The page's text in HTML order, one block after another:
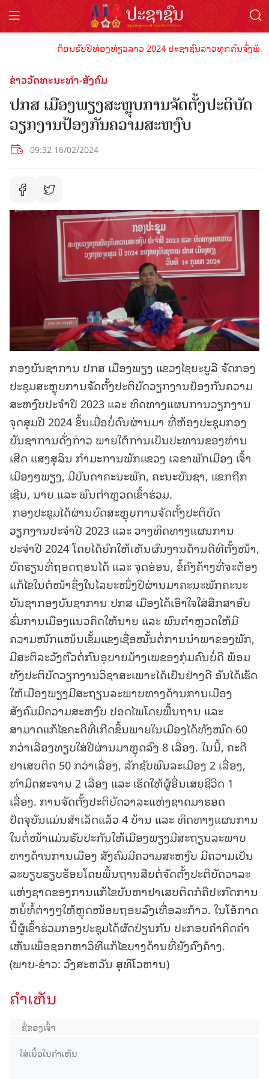
ຕ້ອນຮັບປີທ່ອງທ່ຽວລາວ 2024 ປະຊາຊົນລາວທຸກຄົນຈົ່ງພ້ອ
ຂ່າວວັດທະນະທຳ-ສັງຄົມ
ປກສ ເມືອງພຽງສະຫຼຸບການຈັດຕັ້ງປະຕິບັດ
ວຽກງານປ້ອງກັນຄວາມສະຫງົບ
09:32 16/02/2024
ກອງບັນຊາການ ປກສ ເມືອງພຽງ ແຂວງໄຊຍະບູລີ ຈັດກອງ
ປະຊຸມສະຫຼຸບການຈັດຕັ້ງປະຕິບັດວຽກງານປ້ອງກັນຄວາມ
ສະຫງົບປະຈຳປີ 2023 ແລະ ທິດທາງແຜນການວຽກງານ
ຈຸດສຸມປີ 2024 ຂຶ້ນເມື່ອບໍ່ດົນຜ່ານມາ ທີ່ຫ້ອງປະຊຸມກອງ
ບັນຊາການດັ່ງກ່າວ ພາຍໃຕ້ການເປັນປະທານຂອງທ່ານ
ເສີດ ແສງສຸລິນ ກຳມະການພັກແຂວງ ເລຂາພັກເມືອງ ເຈົ້າ
ເມືອງໆພຽງ, ມີບັນດາຄະນະພັກ, ຄະນະບັນຊາ, ແຂກຖືກ
ເຊີນ, ນາຍ ແລະ ພົນຕຳຫຼວດເຂົ້າຮ່ວມ.
ກອງປະຊຸມໄດ້ຜ່ານບົດສະຫຼຸບການຈັດຕັ້ງປະຕິບັດ
ວຽກງານປະຈໍາປີ 2023 ແລະ ວາງທິດທາງແຜນການ
ປະຈຳປີ 2024 ໂດຍໄດ້ຍົກໃຫ້ເຫັນຜົນງານດ້ານດີທີຕັ້ງໜ້າ,
ບົດຮຽນທີ່ຖອດຖອນໄດ້ ແລະ ຈຸດອ່ອນ, ຂໍ້ຄົງຄ້າງທີ່ຈະຕ້ອງ
ແກ້ໄຂໃນຕໍ່ໜ້າຊຶ່ງໃນໄລຍະໜຶ່ງປີຜ່ານມາຄະນະພັກຄະນະ
ບັນຊາກອງບັນຊາການ ປກສ ເມືອງໄດ້ເອົາໃຈໃສ່ສືກສາອົບ
ຮົ່ມການເມືອງແນວຄິດໃຫ້ນາຍ ແລະ ພົນຕຳຫຼວດໃຫ້ມີ
ຄວາມໜັກແໜ້ນເຂັ້ມແຂງເຊື່ອໝັ້ນຕໍ່ການນຳພາຂອງພັກ,
ມີສະຕິລະວັງຕົວຕໍ່ກົນອຸບາຍມ້າງເພຂອງກຸ່ມຄົນບໍ່ດີ ພ້ອມ
ທັງປະຕິບັດວຽກງານວິຊາສະເພາະໄດ້ເປັນຢ່າງດີ ອັນໄດ້ເຮັດ
ໃຫ້ເມືອງພຽງມີສະຖຽນລະພາບທາງດ້ານການເມືອງ
ສັງຄົມມີຄວາມສະຫງົບ ປອດໄພໂດຍພື້ນຖານ ແລະ
ສາມາດແກ້ໄຂຄະດີທີ່ເກີດຂຶ້ນພາຍໃນເມືອງໄດ້ທັງໝົດ 60
ກວ່າເລື່ອງທຽບໃສ່ປີຜ່ານມາຫຼຸດລົງ 8 ເລື່ອງ. ໃນນີ້, ຄະດີ
ຢາເສບຕິດ 50 ກວ່າເລື່ອງ, ລັກຊັບພົນລະເມືອງ 2 ເລື່ອງ,
ທຳມິດສະຈານ 2 ເລື່ອງ ແລະ ເຮັດໃຫ້ຜູ້ອື່ນເສຍຊີວິດ 1
ເລື່ອງ. ການຈັດຕັ້ງປະຕິບັດວາລະແຫ່ງຊາດມາຮອດ
ປັດຈຸບັນແມ່ນສຳເລັດແລ້ວ 4 ບ້ານ ແລະ ທິດທາງແຜນການ
ໃນຕໍ່ໜ້າແມ່ນຮັບປະກັນໃຫ້ເມືອງພຽງມີສະຖຽນລະພາບ
ທາງດ້ານການເມືອງ ສັງຄົມມີຄວາມສະຫງົບ ມີຄວາມເປັນ
ລະບຽບຮຽບຮ້ອຍໂດຍພື້ນຖານສືບຕໍ່ຈັດຕັ້ງປະຕິບັດວາລະ
ແຫ່ງຊາດຂອງການແກ້ໄຂບັນຫາຢາເສບຕິດກໍຄືປະກົດການ
ຫຍໍ້ທໍ້ຕ່າງໆໃຫ້ຫຼຸດໜ້ອຍຖອຍລົງເທື່ອລະກ້າວ. ໃນໂອ້ກາດ
ນີ້ຜູ້ເຂົ້າຮ່ວມກອງປະຊຸມໄດ້ຜັດປ່ຽນກັນ ປະກອບຄຳຄິດຄຳ
ເຫັນເພຶ່ອຊອກຫາວິທີແກ້ໄຂບາງດ້ານທີ່ຍັງຄົງຄ້າງ.
(ພາບ-ຂ່າວ: ວົງສະຫວັນ ສຸທິໂວຫານ)
ຄໍາເຫັນ